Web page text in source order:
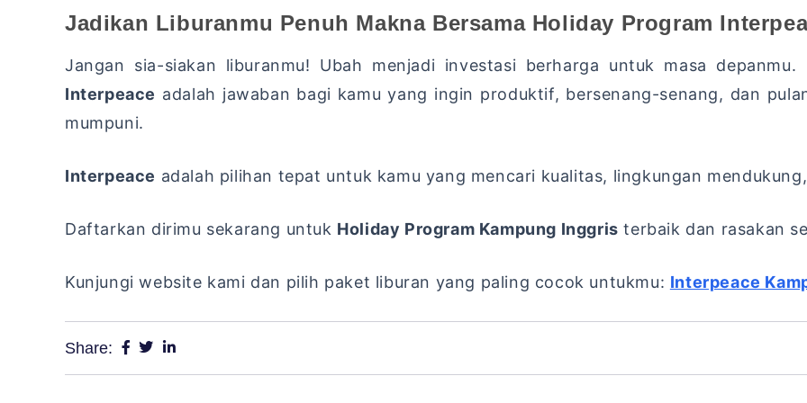
Jadikan Liburanmu Penuh Makna Bersama Holiday Program
Jangan sia-siakan liburanmu! Ubah menjadi investasi berharga untuk masa depanmu.
Interpeace adalah jawaban bagi kamu yang ingin produktif, bersenang-senang, dan
mumpuni.
Interpeace adalah pilihan tepat untuk kamu yang mencari kualitas, lingkungan
Daftarkan dirimu sekarang untuk Holiday Program Kampung Inggris terbaik dan rasakan
Kunjungi website kami dan pilih paket liburan yang paling cocok untukmu: Interpeace
Share: